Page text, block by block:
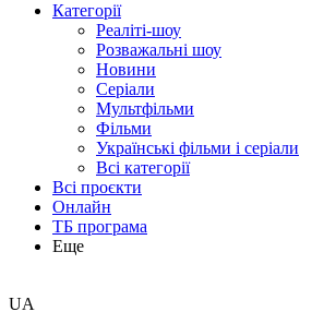
Категорії
Реаліті-шоу
Розважальні шоу
Новини
Серіали
Мультфільми
Фільми
Українські фільми і серіали
Всі категорії
Всі проєкти
Онлайн
ТБ програма
Еще
UA